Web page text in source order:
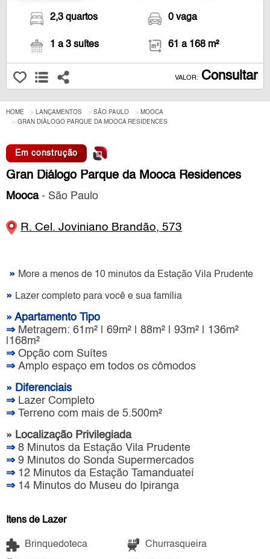
2,3 quartos
1 a 3 suítes
0 vaga
61 a 168 m²
VALOR: Consultar
HOME LANÇAMENTOS SÃO PAULO
MOOCA
GRAN DIÁLOGO PARQUE DA MOOCA RESIDENCES
Em construção
Gran Diálogo Parque da Mooca Residences
Mooca- São Paulo
R. Cel. Joviniano Brandão, 573
» More a menos de 10 minutos da Estação Vila Prudente
» Lazer completo para você e sua família
» Apartamento Tipo
⇒ Metragem: 61m² | 69m² | 88m² | 93m² | 136m²
|168m²
⇒ Opção com Suítes
⇒ Amplo espaço em todos os cômodos
» Diferenciais
⇒ Lazer Completo
⇒ Terreno com mais de 5.500m²
» Localização Privilegiada
⇒ 8 Minutos da Estação Vila Prudente
⇒ 9 Minutos do Sonda Supermercados
⇒ 12 Minutos da Estação Tamanduateí
⇒ 14 Minutos do Museu do Ipiranga
Itens de Lazer
Brinquedoteca Churrasqueira